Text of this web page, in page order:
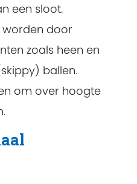
een sloot.
worden door
zoals heen en
ballen.
om over hoogte